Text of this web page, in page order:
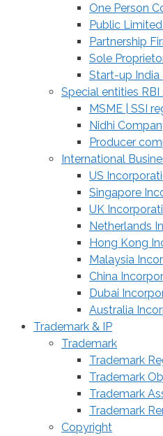
One Person
Public
Partnership
Sole
Start-up India
Special entities
MSME | SSI
Nidhi
Producer
International
US
Singapore
UK
Netherlands
Hong Kong
Malaysia
China
Dubai
Australia
Trademark & IP
Trademark
Trademark
Trademark
Trademark
Trademark
Copyright